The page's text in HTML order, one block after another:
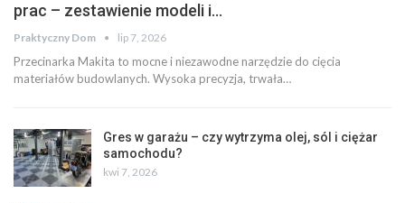
prac – zestawienie modeli i…
Praktyczny Dom lip 7, 2026
Przecinarka Makita to mocne i niezawodne narzędzie do cięcia
materiałów budowlanych. Wysoka precyzja, trwała…
Gres w garażu – czy wytrzyma olej, sól i ciężar
samochodu?
kwi 7, 2026